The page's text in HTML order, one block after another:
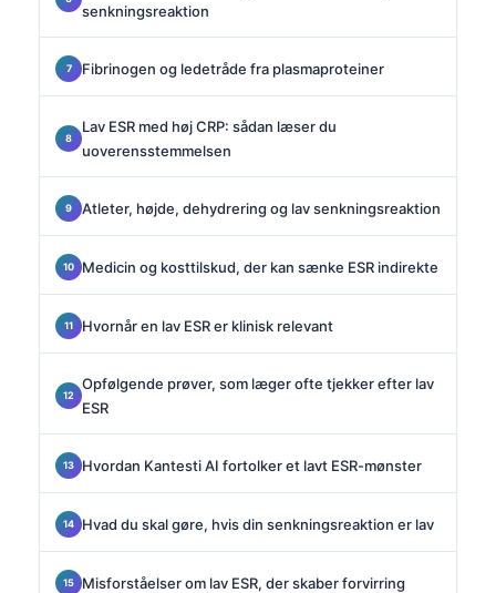
senkningsreaktion
Fibrinogen og ledetråde fra plasmaproteiner
Lav ESR med høj CRP: sådan læser du
uoverensstemmelsen
Atleter, højde, dehydrering og lav senkningsreaktion
Medicin og kosttilskud, der kan sænke ESR indirekte
Hvornår en lav ESR er klinisk relevant
Opfølgende prøver, som læger ofte tjekker efter lav
ESR
Hvordan Kantesti AI fortolker et lavt ESR-mønster
Hvad du skal gøre, hvis din senkningsreaktion er lav
Misforståelser om lav ESR, der skaber forvirring